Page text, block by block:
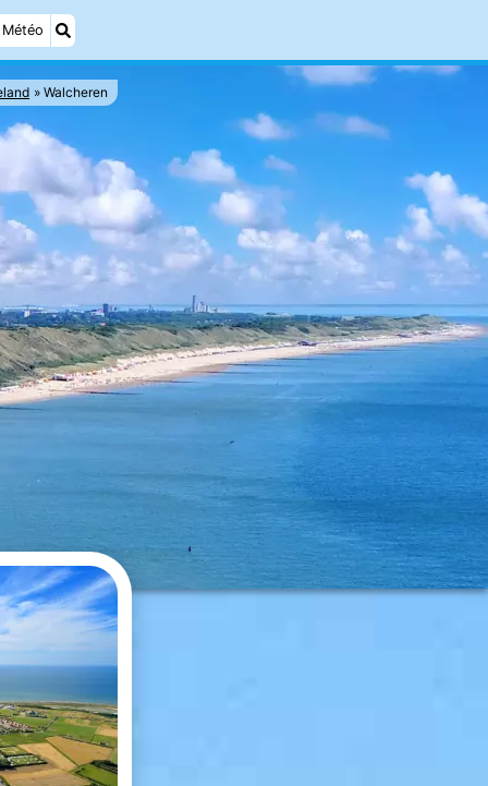
Météo
Walcheren